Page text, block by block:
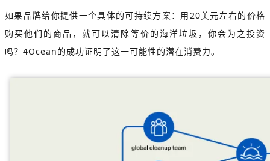
如果品牌给你提供一个具体的可持续方案：用20美元左右的价格
购买他们的商品，就可以清除等价的海洋垃圾，你会为之投资
吗？4Ocean的成功证明了这一可能性的潜在消费力。